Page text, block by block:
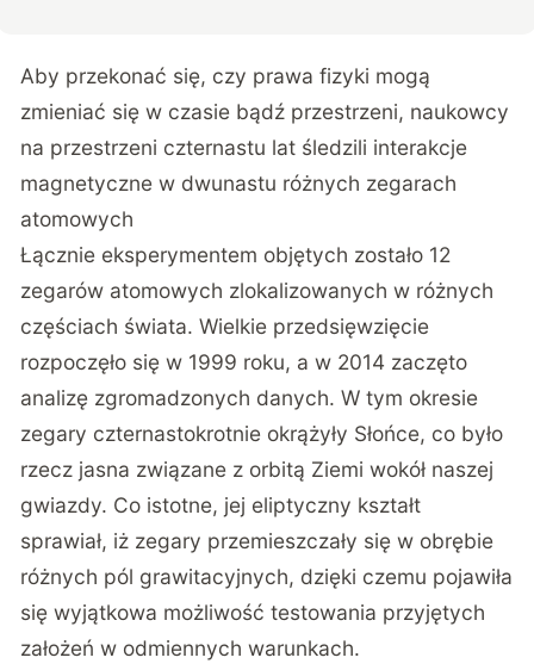
Aby przekonać się, czy prawa fizyki mogą
zmieniać się w czasie bądź przestrzeni, naukowcy
na przestrzeni czternastu lat śledzili interakcje
magnetyczne w dwunastu różnych zegarach
atomowych
Łącznie eksperymentem objętych zostało 12
zegarów atomowych zlokalizowanych w różnych
częściach świata. Wielkie przedsięwzięcie
rozpoczęło się w 1999 roku, a w 2014 zaczęto
analizę zgromadzonych danych. W tym okresie
zegary czternastokrotnie okrążyły Słońce, co było
rzecz jasna związane z orbitą Ziemi wokół naszej
gwiazdy. Co istotne, jej eliptyczny kształt
sprawiał, iż zegary przemieszczały się w obrębie
różnych pól grawitacyjnych, dzięki czemu pojawiła
się wyjątkowa możliwość testowania przyjętych
założeń w odmiennych warunkach.